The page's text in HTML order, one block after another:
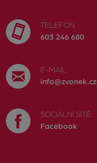
TELEFON
603 246 680
E-MAIL
info@zvonek.cz
SOCIÁLNÍ SÍTĚ
Facebook